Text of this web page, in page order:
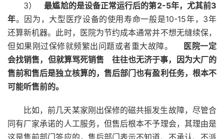
3）最尴尬的是设备正常运行后的第2-5年，尤其前3
年。因为，大型医疗设备的使用寿命一般是10-15年，3年
还算新机器。此时，医院为节约成本通常并不想无缝续保，
但如果刚过保修就频繁出问题或者重大故障。
医院一定
会找销售，但就算骂死销售
往往也无济于事，因为大厂的
售前和售后是独立核算的，售后部门也有盈利任务，根本不
可能听售前的。
比如，前几天某家刚出保修的磁共振发生故障，尽管合
同有厂家承诺的人工服务，但售后根本不予理会，其理由是
这是售前部门答应的，售后部门表示不知道、不承认、不派